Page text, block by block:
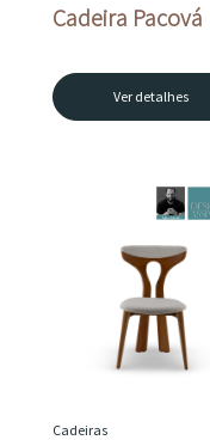
Cadeira Pacová
Ver detalhes
Cadeiras